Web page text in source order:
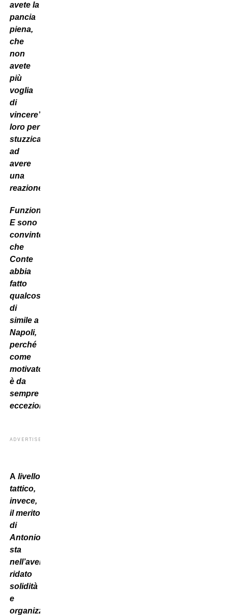
avete la
pancia
piena,
che
non
avete
più
voglia
di
vincere’,
loro per
stuzzicarli
ad
avere
una
reazione.
Funzionò.
E sono
convinto
che
Conte
abbia
fatto
qualcosa
di
simile a
Napoli,
perché
come
motivatore
è da
sempre
eccezionale.
ADVERTISEMENT
A livello
tattico,
invece,
il merito
di
Antonio
sta
nell’aver
ridato
solidità
e
organizzazione